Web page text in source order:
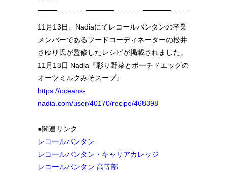
11月13日、Nadiaにてレコールバンタンの卒業
メンバーであるフードコーディネーターの松井
さゆり氏が監修したレシピが掲載されました。
11月13日 Nadia『彩り野菜とポーチドエッグの
オーツミルクみそスープ』
https://oceans-
nadia.com/user/40170/recipe/468398
●関連リンク
レコールバンタン
レコールバンタン・キャリアカレッジ
レコールバンタン 高等部